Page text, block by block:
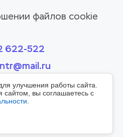
файлов cookie
622-522
улучшения работы сайта.
сайтом, вы соглашаетесь с